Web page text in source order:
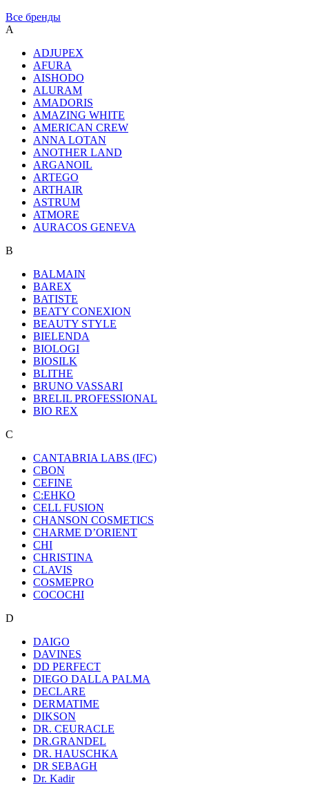
Все бренды
A
ADJUPEX
AFURA
AISHODO
ALURAM
AMADORIS
AMAZING WHITE
AMERICAN CREW
ANNA LOTAN
ANOTHER LAND
ARGANOIL
ARTEGO
ARTHAIR
ASTRUM
ATMORE
AURACOS GENEVA
B
BALMAIN
BAREX
BATISTE
BEATY CONEXION
BEAUTY STYLE
BIELENDA
BIOLOGI
BIOSILK
BLITHE
BRUNO VASSARI
BRELIL PROFESSIONAL
BIO REX
C
CANTABRIA LABS (IFC)
CBON
CEFINE
C:EHKO
CELL FUSION
CHANSON COSMETICS
CHARME D’ORIENT
CHI
CHRISTINA
CLAVIS
COSMEPRO
COCOCHI
D
DAIGO
DAVINES
DD PERFECT
DIEGO DALLA PALMA
DECLARE
DERMATIME
DIKSON
DR. CEURACLE
DR.GRANDEL
DR. HAUSCHKA
DR SEBAGH
Dr. Kadir